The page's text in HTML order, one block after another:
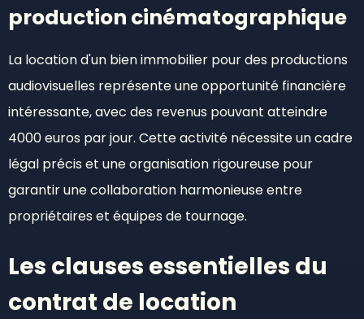
production cinématographique
La location d'un bien immobilier pour des productions
audiovisuelles représente une opportunité financière
intéressante, avec des revenus pouvant atteindre
4000 euros par jour. Cette activité nécessite un cadre
légal précis et une organisation rigoureuse pour
garantir une collaboration harmonieuse entre
propriétaires et équipes de tournage.
Les clauses essentielles du
contrat de location